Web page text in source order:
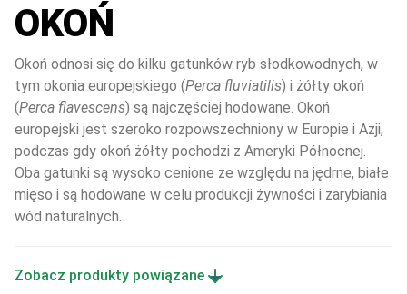
OKOŃ
Okoń odnosi się do kilku gatunków ryb słodkowodnych, w
tym okonia europejskiego (Perca fluviatilis) i żółty okoń
(Perca flavescens) są najczęściej hodowane. Okoń
europejski jest szeroko rozpowszechniony w Europie i Azji,
podczas gdy okoń żółty pochodzi z Ameryki Północnej.
Oba gatunki są wysoko cenione ze względu na jędrne, białe
mięso i są hodowane w celu produkcji żywności i zarybiania
wód naturalnych.
Zobacz produkty powiązane